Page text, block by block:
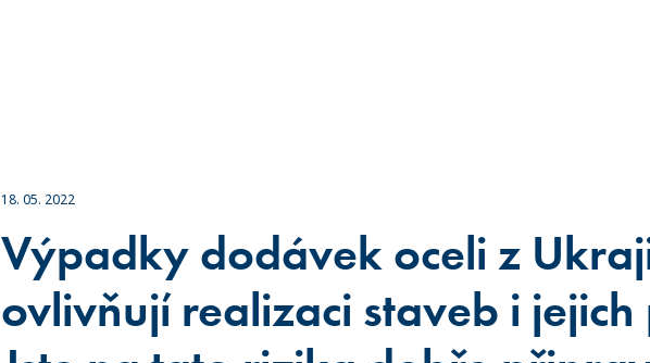
18. 05. 2022
Výpadky dodávek oceli z
ovlivňují realizaci staveb i jejich